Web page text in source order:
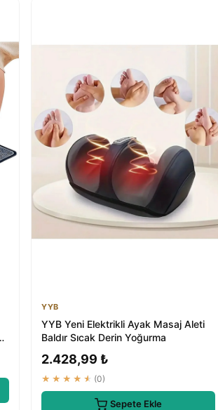
YYB
YYB Yeni Elektrikli Ayak Masaj Aleti
Baldır Sıcak Derin Yoğurma
2.428,99 ₺
★★★★★ (0)
Sepete Ekle